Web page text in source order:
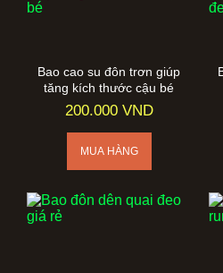
Bao cao su đôn trơn giúp
tăng kích thước cậu bé
200.000 VND